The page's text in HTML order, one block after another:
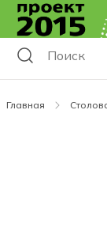
Главная